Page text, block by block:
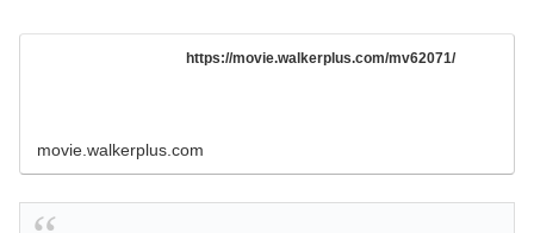
https://movie.walkerplus.com/mv62071/
movie.walkerplus.com